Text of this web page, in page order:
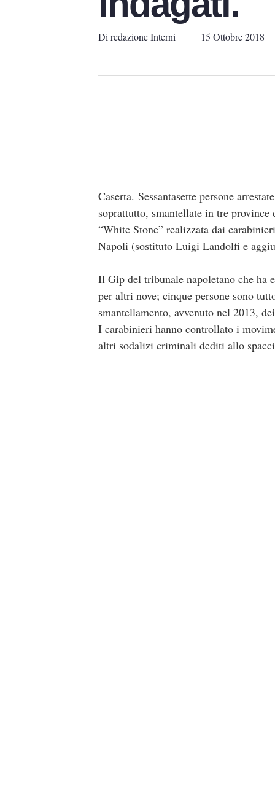
Di redazione Interni 15 Ottobre 2018
Caserta. Sessantasette persone
soprattutto, smantellate in tre province
“White Stone” realizzata dai
Napoli (sostituto Luigi Landolfi e
Il Gip del tribunale napoletano che ha
per altri nove; cinque persone sono
smantellamento, avvenuto nel 2013,
I carabinieri hanno controllato i
altri sodalizi criminali dediti allo